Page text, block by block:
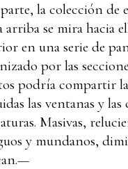
la colección de
arriba se mira hacia
en una serie de
por las
podría compartir
las ventanas y las
Masivas,
y mundanos,